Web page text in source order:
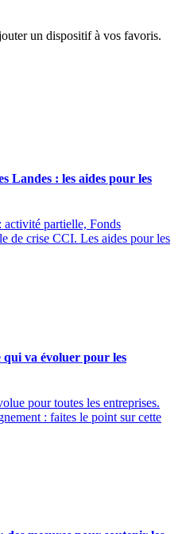
un dispositif à vos favoris.
Landes : les aides pour les
activité partielle, Fonds
de crise CCI. Les aides pour les
qui va évoluer pour les
pour toutes les entreprises.
: faites le point sur cette